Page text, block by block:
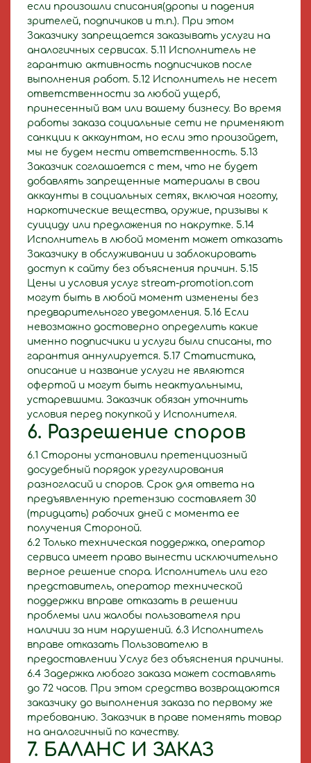
если произошли списания(дропы и падения
зрителей, подпичиков и т.п.). При этом
Заказчику запрещается заказывать услуги на
аналогичных сервисах. 5.11 Исполнитель не
гарантию активность подписчиков после
выполнения работ. 5.12 Исполнитель не несет
ответственности за любой ущерб,
принесенный вам или вашему бизнесу. Во время
работы заказа социальные сети не применяют
санкции к аккаунтам, но если это произойдет,
мы не будем нести ответственность. 5.13
Заказчик соглашается с тем, что не будет
добавлять запрещенные материалы в свои
аккаунты в социальных сетях, включая ноготу,
наркотические вещества, оружие, призывы к
суициду или предложения по накрутке. 5.14
Исполнитель в любой момент может отказать
Заказчику в обслуживании и заблокировать
доступ к сайту без объяснения причин. 5.15
Цены и условия услуг stream-promotion.com
могут быть в любой момент изменены без
предварительного уведомления. 5.16 Если
невозможно достоверно определить какие
именно подписчики и услуги были списаны, то
гарантия аннулируется. 5.17 Статистика,
описание и название услуги не являются
офертой и могут быть неактуальными,
устаревшими. Заказчик обязан уточнить
условия перед покупкой у Исполнителя.
6. Разрешение споров
6.1 Стороны установили претенциозный
досудебный порядок урегулирования
разногласий и споров. Срок для ответа на
предъявленную претензию составляет 30
(тридцать) рабочих дней с момента ее
получения Стороной.
6.2 Только техническая поддержка, оператор
сервиса имеет право вынести исключительно
верное решение спора. Исполнитель или его
представитель, оператор технической
поддержки вправе отказать в решении
проблемы или жалобы пользователя при
наличии за ним нарушений. 6.3 Исполнитель
вправе отказать Пользователю в
предоставлении Услуг без объяснения причины.
6.4 Задержка любого заказа может составлять
до 72 часов. При этом средства возвращаются
заказчику до выполнения заказа по первому же
требованию. Заказчик в праве поменять товар
на аналогичный по качеству.
7. БАЛАНС И ЗАКАЗ